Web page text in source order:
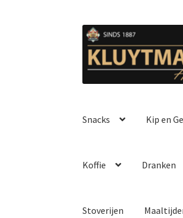
Ga
door
naar
Ga
naar
de
Snacks Kip en
Koffie Dranken
Stoverijen